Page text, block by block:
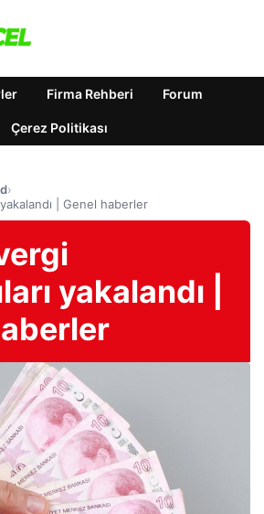
Firma Rehberi Forum
Çerez Politikası
›
yakalandı | Genel haberler
yakalandı |